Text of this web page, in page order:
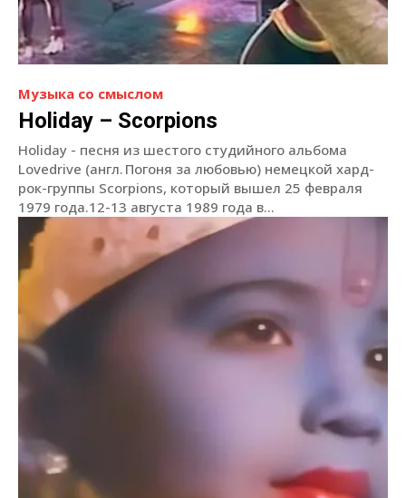
Музыка со смыслом
Holiday – Scorpions
Holiday - песня из шестого студийного альбома
Lovedrive (англ. Погоня за любовью) немецкой хард-
рок-группы Scorpions, который вышел 25 февраля
1979 года.12-13 августа 1989 года в...